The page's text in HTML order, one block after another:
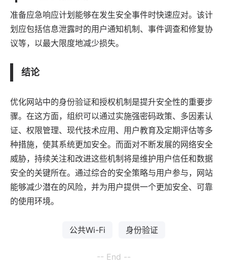
准备应急响应计划能够在发生安全事件时快速应对。该计
划应包括信息泄露时的用户通知机制、事件调查和修复协
议等，以最大限度地减少损失。
结论
优化网站中的身份验证和授权机制是提升安全性的重要步
骤。在这方面，组织可以通过实施强密码政策、多因素认
证、权限管理、现代技术应用、用户教育及定期评估等多
种措施，使其系统更加安全。而面对不断发展的网络安全
威胁，持续关注和改进这些机制将是维护用户信任和数据
安全的关键所在。通过综合的安全策略与用户参与，网站
能够减少潜在的风险，并为用户提供一个更加安全、可靠
的使用环境。
公共Wi-Fi 身份验证
-- End --